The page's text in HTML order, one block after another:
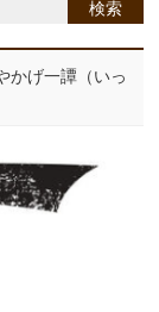
かげ一譚（いっ